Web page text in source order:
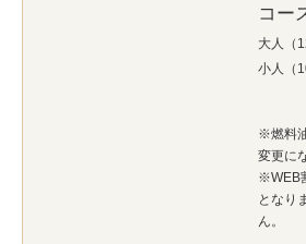
コー
大人（
小人（
※燃料
変更に
※WEB
となり
ん。